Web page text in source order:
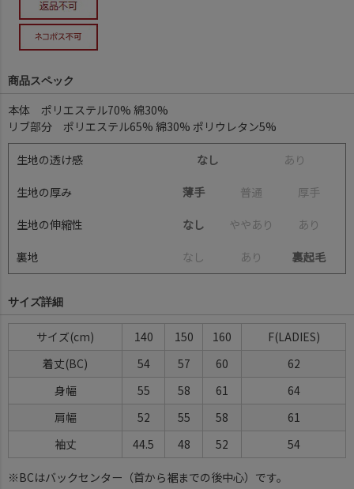
商品スペック
本体 ポリエステル70% 綿30%
リブ部分 ポリエステル65% 綿30% ポリウレタン5%
生地の透け感 なし あ り
生地の厚み 薄手 普通 厚手
生地の伸縮性 なし ややあ り あ り
裏地 な し あ り 裏起毛
サイズ詳細
サイズ(cm) 140 150 160
F(LADIES)
着丈(BC)
54 57 60
62
身幅
55 58 61
64
肩幅
52 55 58
61
袖丈
44.5 48 52 54
※BCはバックセンター（首から裾までの後中心）です。